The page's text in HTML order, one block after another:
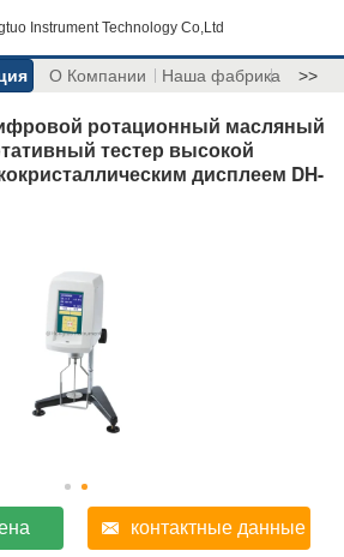
Instrument Technology Co,Ltd
О Компании Наша фабрика >>
ротационный масляный
тестер высокой
дисплеем DH-
контактные данные